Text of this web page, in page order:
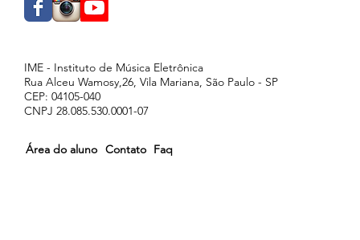
IME - Instituto de Música Eletrônica
Rua Alceu Wamosy,26, Vila Mariana, São Paulo - SP
CEP: 04105-040
CNPJ 28.085.530.0001-07
Área do aluno Contato Faq